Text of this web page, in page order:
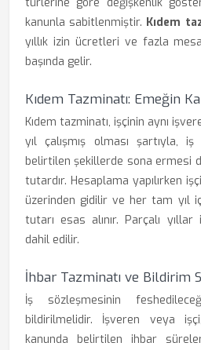
kanunla sabitlenmiştir. Kıdem
yıllık izin ücretleri ve fazla
başında gelir.
Kıdem Tazminatı: Emeğin
Kıdem tazminatı, işçinin aynı
yıl çalışmış olması şartıyla,
belirtilen şekillerde sona ermesi
tutardır. Hesaplama yapılırken
üzerinden gidilir ve her tam yıl
tutarı esas alınır. Parçalı
dahil edilir.
İhbar Tazminatı ve Bildirim
İş sözleşmesinin
bildirilmelidir. İşveren veya
kanunda belirtilen ihbar